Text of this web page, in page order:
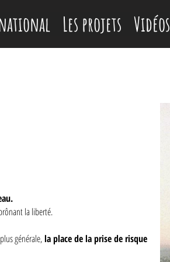
Les projets Vidéos
la liberté.
générale,la place de la prise de risque